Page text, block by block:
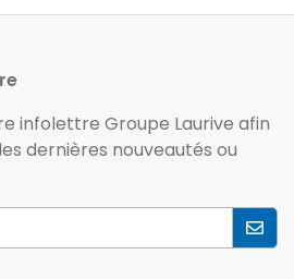
infolettre Groupe Laurive afin
dernières nouveautés ou